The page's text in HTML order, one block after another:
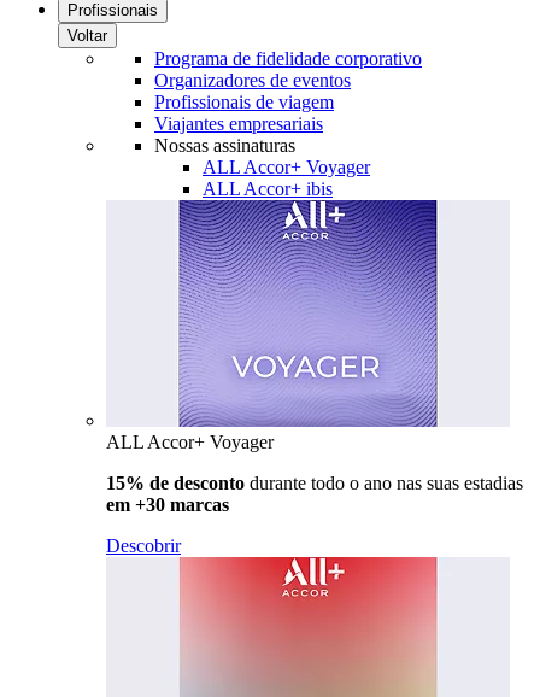
Profissionais
Voltar
Programa de fidelidade corporativo
Organizadores de eventos
Profissionais de viagem
Viajantes empresariais
Nossas assinaturas
ALL Accor+ Voyager
ALL Accor+ ibis
ALL Accor+ Voyager
15% de desconto durante todo o ano nas suas estadias
em +30 marcas
Descobrir